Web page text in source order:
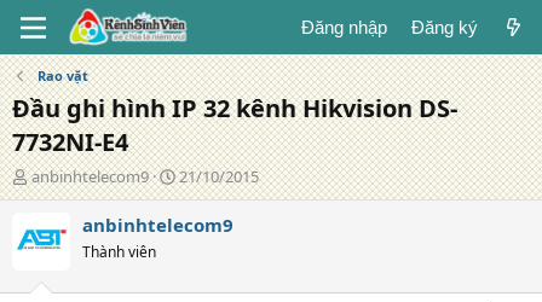
Đăng nhập Đăng ký
Rao vặt
Đầu ghi hình IP 32 kênh Hikvision DS-
7732NI-E4
T
á
c
g
ả
anbinhtelecom9
N
g
à
21/10/2015
anbinhtelecom9
Thành viên